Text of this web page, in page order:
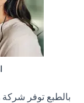
بالطبع توفر